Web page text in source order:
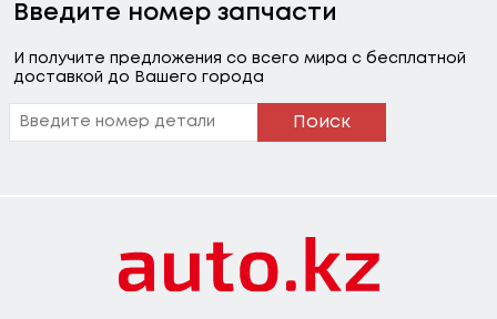
Введите номер запчасти
И получите предложения со всего мира с бесплатной
доставкой до Вашего города
Поиск